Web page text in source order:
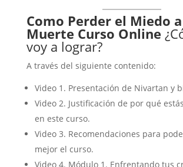
Como Perder el Miedo
Muerte Curso Online
voy a lograr?
A través del siguiente contenido:
Video 1. Presentación de Nivartan y
Video 2. Justificación de por qué
en este curso.
Video 3. Recomendaciones para
mejor el curso.
Video 4. Módulo 1. Enfrentando tus